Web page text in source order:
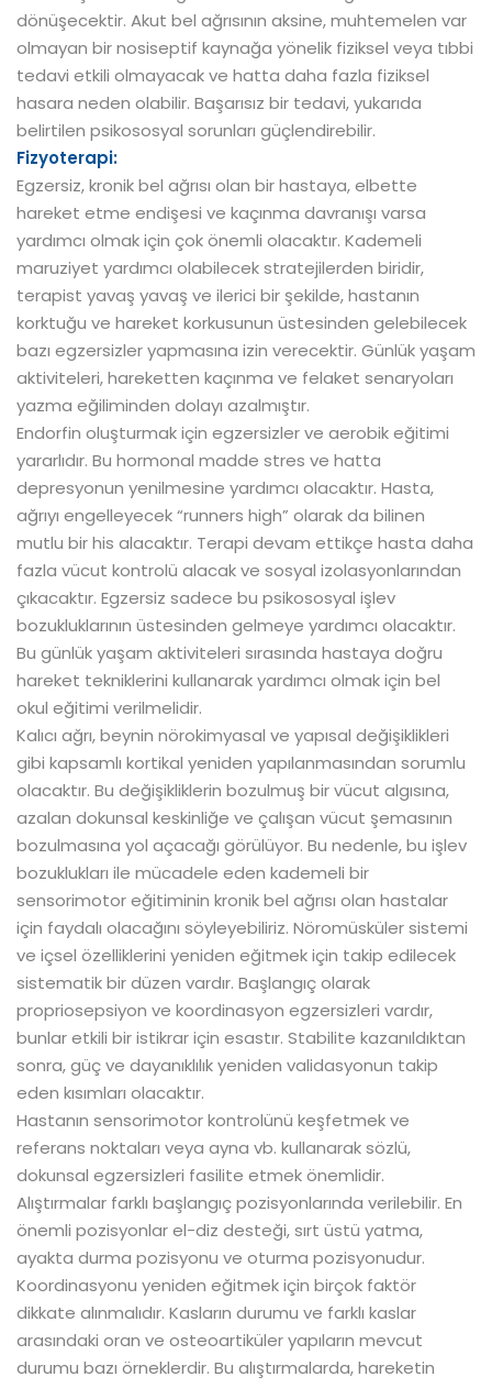
dönüşecektir. Akut bel ağrısının aksine, muhtemelen var
olmayan bir nosiseptif kaynağa yönelik fiziksel veya tıbbi
tedavi etkili olmayacak ve hatta daha fazla fiziksel
hasara neden olabilir. Başarısız bir tedavi, yukarıda
belirtilen psikososyal sorunları güçlendirebilir.
Fizyoterapi:
Egzersiz, kronik bel ağrısı olan bir hastaya, elbette
hareket etme endişesi ve kaçınma davranışı varsa
yardımcı olmak için çok önemli olacaktır. Kademeli
maruziyet yardımcı olabilecek stratejilerden biridir,
terapist yavaş yavaş ve ilerici bir şekilde, hastanın
korktuğu ve hareket korkusunun üstesinden gelebilecek
bazı egzersizler yapmasına izin verecektir. Günlük yaşam
aktiviteleri, hareketten kaçınma ve felaket senaryoları
yazma eğiliminden dolayı azalmıştır.
Endorfin oluşturmak için egzersizler ve aerobik eğitimi
yararlıdır. Bu hormonal madde stres ve hatta
depresyonun yenilmesine yardımcı olacaktır. Hasta,
ağrıyı engelleyecek “runners high” olarak da bilinen
mutlu bir his alacaktır. Terapi devam ettikçe hasta daha
fazla vücut kontrolü alacak ve sosyal izolasyonlarından
çıkacaktır. Egzersiz sadece bu psikososyal işlev
bozukluklarının üstesinden gelmeye yardımcı olacaktır.
Bu günlük yaşam aktiviteleri sırasında hastaya doğru
hareket tekniklerini kullanarak yardımcı olmak için bel
okul eğitimi verilmelidir.
Kalıcı ağrı, beynin nörokimyasal ve yapısal değişiklikleri
gibi kapsamlı kortikal yeniden yapılanmasından sorumlu
olacaktır. Bu değişikliklerin bozulmuş bir vücut algısına,
azalan dokunsal keskinliğe ve çalışan vücut şemasının
bozulmasına yol açacağı görülüyor. Bu nedenle, bu işlev
bozuklukları ile mücadele eden kademeli bir
sensorimotor eğitiminin kronik bel ağrısı olan hastalar
için faydalı olacağını söyleyebiliriz. Nöromüsküler sistemi
ve içsel özelliklerini yeniden eğitmek için takip edilecek
sistematik bir düzen vardır. Başlangıç olarak
propriosepsiyon ve koordinasyon egzersizleri vardır,
bunlar etkili bir istikrar için esastır. Stabilite kazanıldıktan
sonra, güç ve dayanıklılık yeniden validasyonun takip
eden kısımları olacaktır.
Hastanın sensorimotor kontrolünü keşfetmek ve
referans noktaları veya ayna vb. kullanarak sözlü,
dokunsal egzersizleri fasilite etmek önemlidir.
Alıştırmalar farklı başlangıç pozisyonlarında verilebilir. En
önemli pozisyonlar el-diz desteği, sırt üstü yatma,
ayakta durma pozisyonu ve oturma pozisyonudur.
Koordinasyonu yeniden eğitmek için birçok faktör
dikkate alınmalıdır. Kasların durumu ve farklı kaslar
arasındaki oran ve osteoartiküler yapıların mevcut
durumu bazı örneklerdir. Bu alıştırmalarda, hareketin